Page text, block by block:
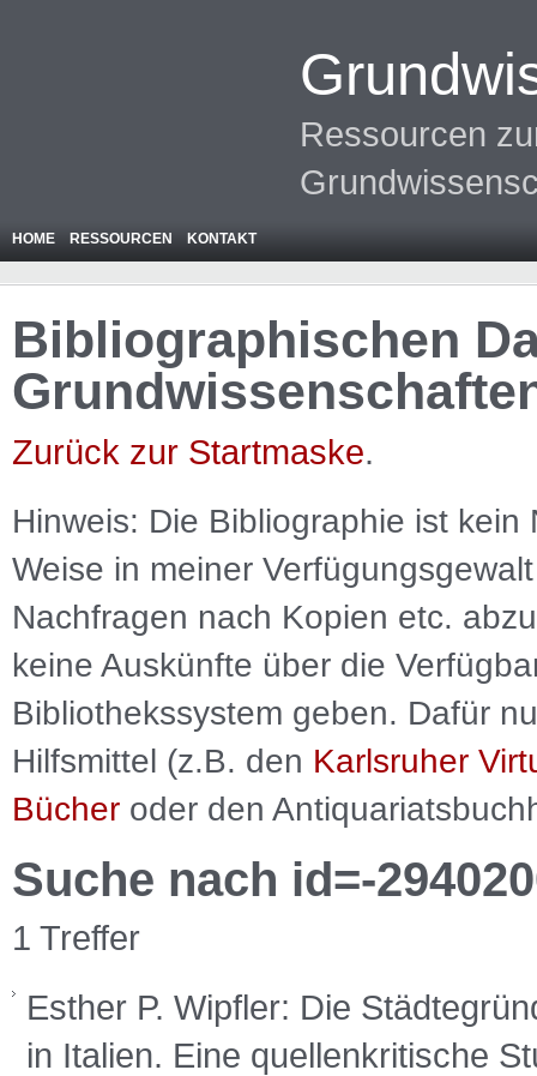
Ressourcen
HOME RESSOURCEN KONTAKT
Bibliographischen
Zurück zur Startmaske.
Hinweis: Die Bibliographie ist kein
Weise in meiner
Nachfragen nach Kopien etc.
keine Auskünfte über die
Bibliothekssystem geben. Dafür
Hilfsmittel (z.B. den Karlsruher
Bücher oder den
Suche nach id=-
1 Treffer
Esther P. Wipfler: Die
in Italien. Eine quellenkritische